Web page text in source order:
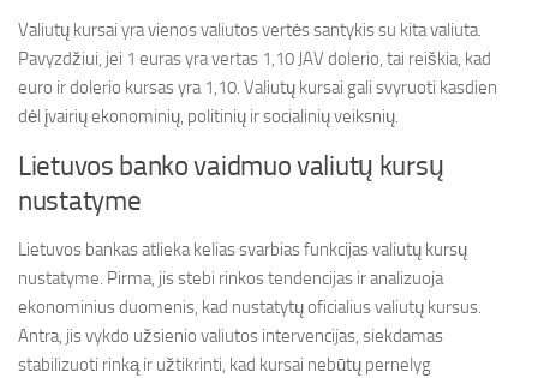
Valiutų kursai yra vienos valiutos vertės santykis su kita valiuta.
Pavyzdžiui, jei 1 euras yra vertas 1,10 JAV dolerio, tai reiškia, kad
euro ir dolerio kursas yra 1,10. Valiutų kursai gali svyruoti kasdien
dėl įvairių ekonominių, politinių ir socialinių veiksnių.
Lietuvos banko vaidmuo valiutų kursų
nustatyme
Lietuvos bankas atlieka kelias svarbias funkcijas valiutų kursų
nustatyme. Pirma, jis stebi rinkos tendencijas ir analizuoja
ekonominius duomenis, kad nustatytų oficialius valiutų kursus.
Antra, jis vykdo užsienio valiutos intervencijas, siekdamas
stabilizuoti rinką ir užtikrinti, kad kursai nebūtų pernelyg